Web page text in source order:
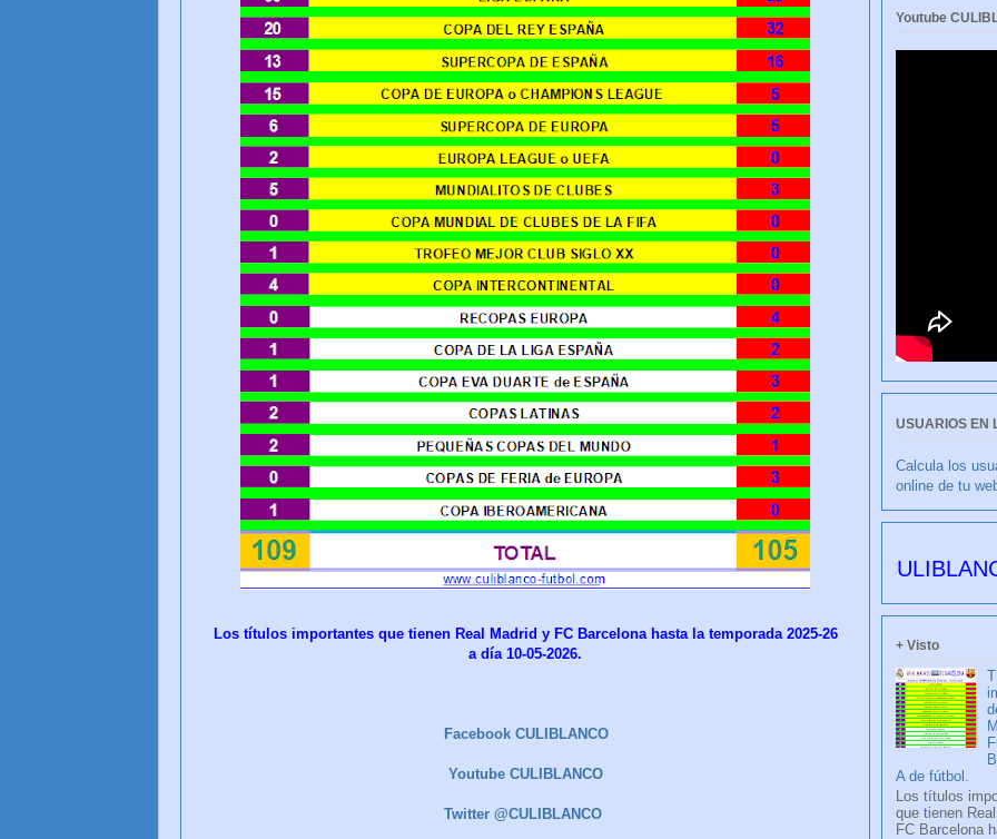
Los títulos importantes que tienen Real Madrid y FC Barcelona hasta la temporada 2025-26
a día 10-05-2026.
Facebook CULIBLANCO
Youtube CULIBLANCO
Twitter @CULIBLANCO
Youtube
USUARIOS EN
Calcula los
online de tu
CULIBLANCO
+ Visto
A de fútbol.
Los títulos
que tienen
FC Barcelona